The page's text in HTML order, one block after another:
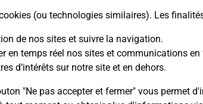
(ou technologies similaires). Les
de nos sites et suivre la navigation.
en temps réel nos sites et communications
d’intérêts sur notre site et en dehors.
"Ne pas accepter et fermer" vous permet